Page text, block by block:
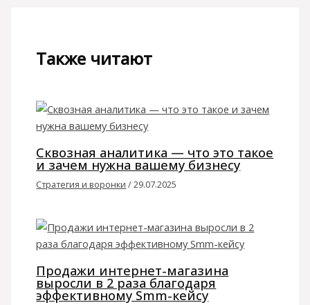
Также читают
Сквозная аналитика — что это такое
и зачем нужна вашему бизнесу
Стратегия и воронки /29.07.2025
Продажи интернет-магазина
выросли в 2 раза благодаря
эффективному Smm-кейсу